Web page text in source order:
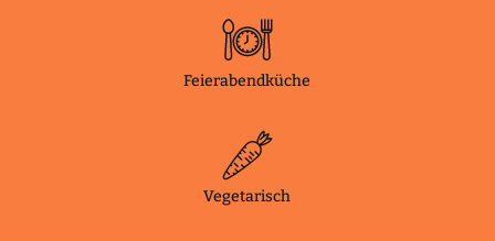
Feierabendküche
Vegetarisch